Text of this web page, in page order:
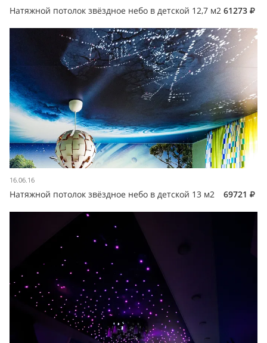
Натяжной потолок звёздное небо в детской 12,7 м2 61273
16.06.16
Натяжной потолок звёздное небо в детской 13 м2 69721